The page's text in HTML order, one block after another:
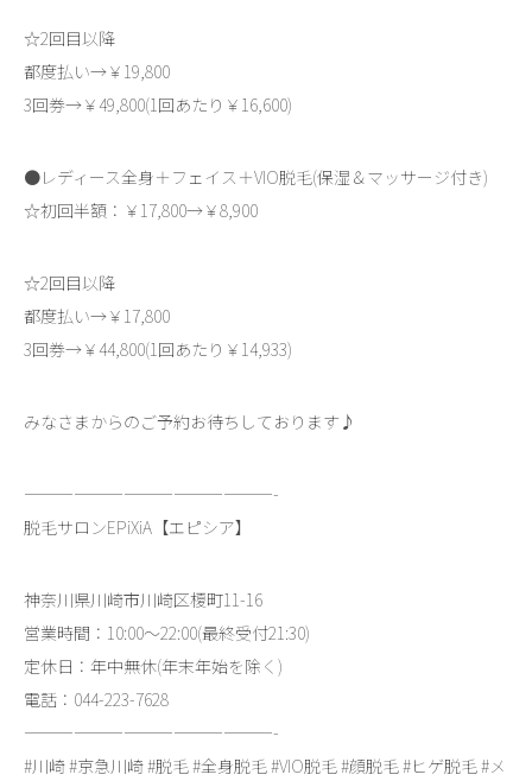
☆2回目以降
都度払い→￥19,800
3回券→￥49,800(1回あたり￥16,600)
●レディース全身＋フェイス＋VIO脱毛(保湿＆マッサージ付き)
☆初回半額：￥17,800→￥8,900
☆2回目以降
都度払い→￥17,800
3回券→￥44,800(1回あたり￥14,933)
みなさまからのご予約お待ちしております♪
———————————————-
脱毛サロンEPiXiA【エピシア】
神奈川県川崎市川崎区榎町11-16
営業時間：10:00～22:00(最終受付21:30)
定休日：年中無休(年末年始を除く)
電話：044-223-7628
———————————————-
#川崎 #京急川崎 #脱毛 #全身脱毛 #VIO脱毛 #顔脱毛 #ヒゲ脱毛 #メ